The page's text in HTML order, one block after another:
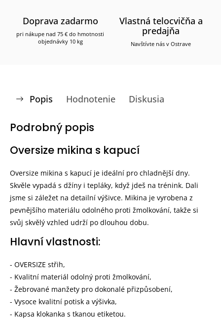
Doprava zadarmo
pri nákupe nad 75 € do hmotnosti
objednávky 10 kg
Vlastná telocvičňa a
predajňa
Navštívte nás v Ostrave
Popis Hodnotenie Diskusia
Podrobný popis
Oversize mikina s kapucí
Oversize mikina s kapucí je ideální pro chladnější dny.
Skvěle vypadá s džíny i tepláky, když jdeš na trénink. Dali
jsme si záležet na detailní výšivce. Mikina je vyrobena z
pevnějšího materiálu odolného proti žmolkování, takže si
svůj skvělý vzhled udrží po dlouhou dobu.
Hlavní vlastnosti:
- OVERSIZE střih,
- Kvalitní materiál odolný proti žmolkování,
- Žebrované manžety pro dokonalé přizpůsobení,
- Vysoce kvalitní potisk a výšivka,
- Kapsa klokanka s tkanou etiketou.